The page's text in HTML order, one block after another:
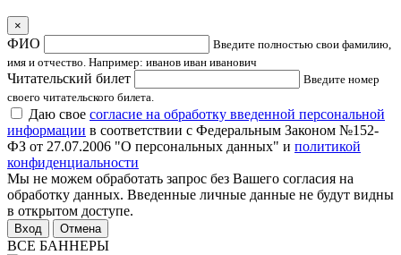
×
ФИО
Введите полностью свои фамилию,
имя и отчество. Например: иванов иван иванович
Читательский билет
Введите номер
своего читательского билета.
Даю свое согласие на обработку введенной персональной
информации в соответствии с Федеральным Законом №152-
ФЗ от 27.07.2006 "О персональных данных" и политикой
конфиденциальности
Мы не можем обработать запрос без Вашего согласия на
обработку данных. Введенные личные данные не будут видны
в открытом доступе.
Отмена
ВСЕ БАННЕРЫ